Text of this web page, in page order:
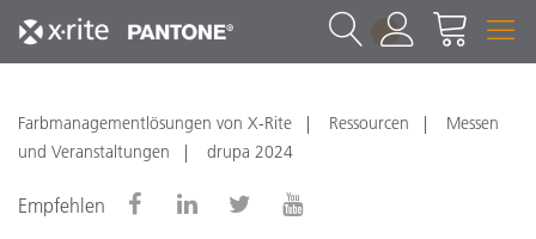
1
Farbmanagementlösungen von X-Rite Ressourcen
Messen
und Veranstaltungen
drupa 2024
Empfehlen